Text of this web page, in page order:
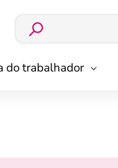
do trabalhador